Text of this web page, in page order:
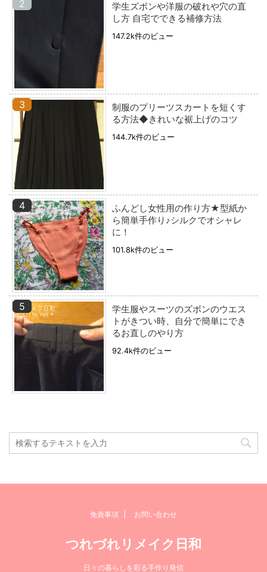
学生ズボンや洋服の破れや穴の直
し方 自宅でできる補修方法
147.2k件のビュー
制服のプリーツスカートを短くす
る方法◆きれいな裾上げのコツ
144.7k件のビュー
ふんどし女性用の作り方★型紙か
ら簡単手作り♪シルクでオシャレ
に！
101.8k件のビュー
学生服やスーツのズボンのウエス
トがきつい時、自分で簡単にでき
るお直しのやり方
92.4k件のビュー
免責事項 お問い合わせ
つれづれリメイク日和
日々の暮らしを彩る手作り発信